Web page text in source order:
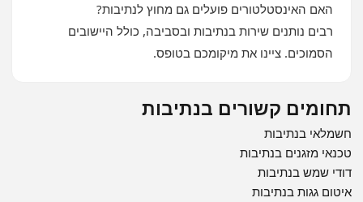
האם האינסטלטורים פועלים גם מחוץ לנתיבות?
רבים נותנים שירות בנתיבות ובסביבה, כולל היישובים
הסמוכים. ציינו את מיקומכם בטופס.
תחומים קשורים בנתיבות
חשמלאי בנתיבות
טכנאי מזגנים בנתיבות
דודי שמש בנתיבות
איטום גגות בנתיבות